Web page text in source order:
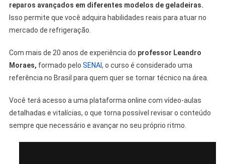
reparos avançados em diferentes modelos de geladeiras.
Isso permite que você adquira habilidades reais para atuar no
mercado de refrigeração.
Com mais de 20 anos de experiência do professor Leandro
Moraes, formado pelo SENAI, o curso é considerado uma
referência no Brasil para quem quer se tornar técnico na área.
Você terá acesso a uma plataforma online com vídeo-aulas
detalhadas e vitalícias, o que torna possível revisar o conteúdo
sempre que necessário e avançar no seu próprio ritmo.